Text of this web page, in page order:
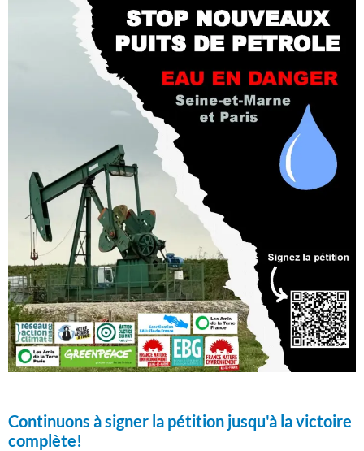
Continuons à signer la pétition jusqu'à la victoire
complète!